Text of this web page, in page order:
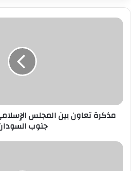
مذكرة تعاون بين المجلس
جنوب